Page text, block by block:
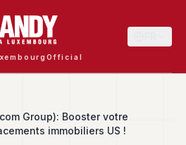
Group): Booster votre
immobiliers US !